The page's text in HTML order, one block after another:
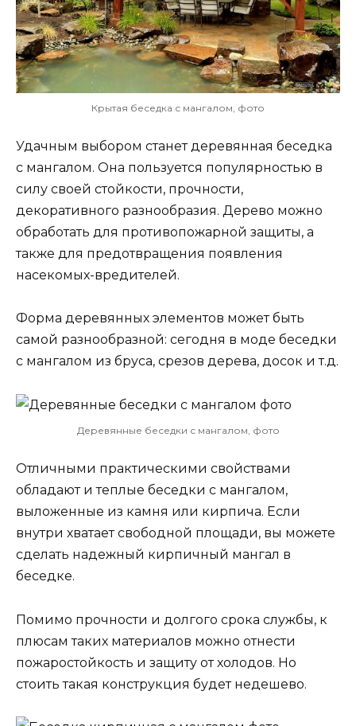
Крытая беседка с мангалом, фото
Удачным выбором станет деревянная беседка
с мангалом. Она пользуется популярностью в
силу своей стойкости, прочности,
декоративного разнообразия. Дерево можно
обработать для противопожарной защиты, а
также для предотвращения появления
насекомых-вредителей.
Форма деревянных элементов может быть
самой разнообразной: сегодня в моде беседки
с мангалом из бруса, срезов дерева, досок и т.д.
Деревянные беседки с мангалом, фото
Отличными практическими свойствами
обладают и теплые беседки с мангалом,
выложенные из камня или кирпича. Если
внутри хватает свободной площади, вы можете
сделать надежный кирпичный мангал в
беседке.
Помимо прочности и долгого срока службы, к
плюсам таких материалов можно отнести
пожаростойкость и защиту от холодов. Но
стоить такая конструкция будет недешево.